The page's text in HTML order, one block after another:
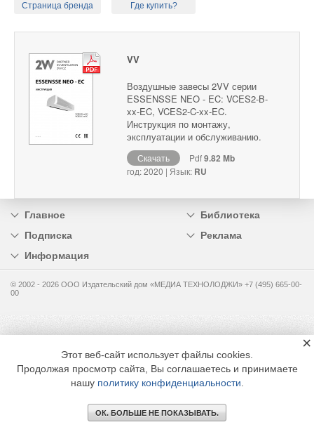
Страница бренда Где купить?
VV
Воздушные завесы 2VV серии
ESSENSSE NEO - EC: VCES2-B-
xx-EC, VCES2-C-xx-EC.
Инструкция по монтажу,
эксплуатации и обслуживанию.
Скачать Pdf9.82 Mb
год: 2020 | Язык: RU
Главное
Библиотека
Подписка
Реклама
Информация
© 2002 - 2026 OOO Издательский дом «МЕДИА ТЕХНОЛОДЖИ» +7 (495) 665-00-
00
Этот веб-сайт использует файлы cookies.
Продолжая просмотр сайта, Вы соглашаетесь и принимаете
нашу политику конфиденциальности
ОК. БОЛЬШЕ НЕ ПОКАЗЫВАТЬ.
×